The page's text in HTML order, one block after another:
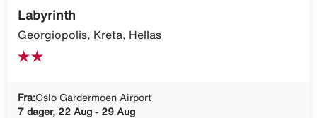
Labyrinth
Georgiopolis, Kreta, Hellas
Fra:Oslo Gardermoen Airport
7 dager, 22 Aug - 29 Aug